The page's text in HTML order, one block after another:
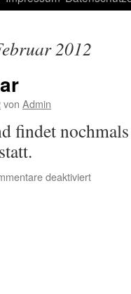
2012
von Admin
findet
deaktiviertfür